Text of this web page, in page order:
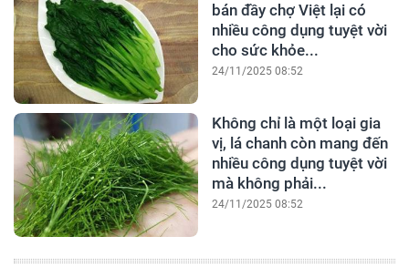
bán đầy chợ Việt lại có
nhiều công dụng tuyệt vời
cho sức khỏe...
24/11/2025 08:52
Không chỉ là một loại gia
vị, lá chanh còn mang đến
nhiều công dụng tuyệt vời
mà không phải...
24/11/2025 08:52